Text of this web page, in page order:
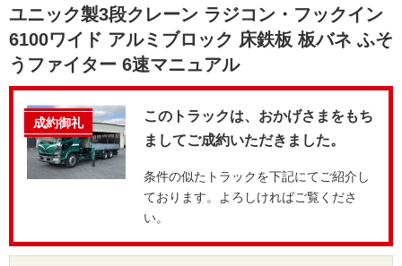
ユニック製3段クレーン ラジコン・フックイン
6100ワイド アルミブロック 床鉄板 板バネ ふそ
うファイター 6速マニュアル
成約御礼
このトラックは、おかげさまをもち
ましてご成約いただきました。
条件の似たトラックを下記にてご紹介し
ております。よろしければご覧くださ
い。